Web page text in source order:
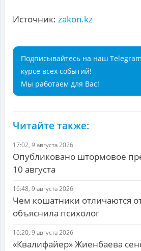
Источник: zakon.kz
Подписывайтесь на наш
курсе всех событий!
Мы работаем для Вас!
Читайте также:
17:02, 9 августа 2026
Опубликовано штормовое
10 августа
16:48, 9 августа 2026
Чем кошатники отличаются
объяснила психолог
16:20, 9 августа 2026
«Квалифайер» Жиенбаева